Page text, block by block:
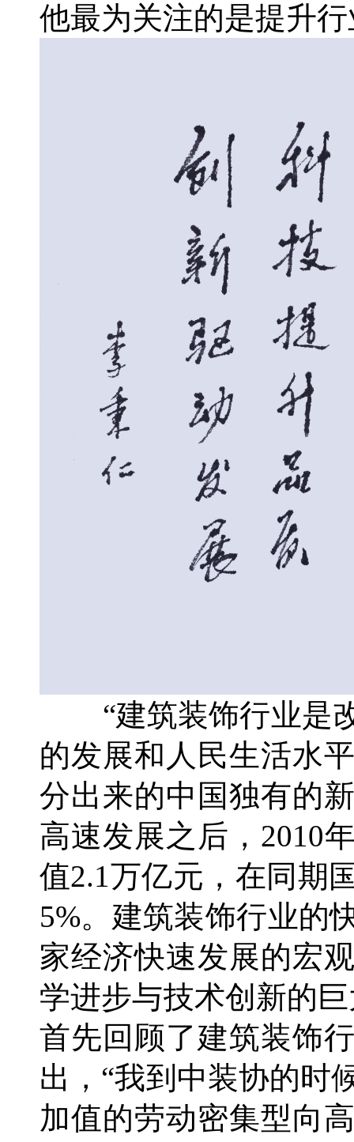
他最为关注的是提升
“建筑装饰行业是改
的发展和人民生活水
分出来的中国独有的
高速发展之后，2010
值2.1万亿元，在同期
5%。建筑装饰行业的
家经济快速发展的宏
学进步与技术创新的
首先回顾了建筑装饰
出，“我到中装协的时
加值的劳动密集型向